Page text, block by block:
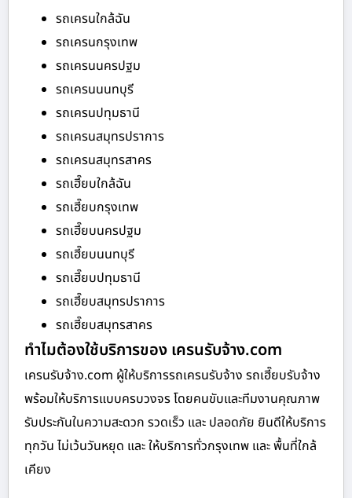
รถเครนใกล้ฉัน
รถเครนกรุงเทพ
รถเครนนครปฐม
รถเครนนนทบุรี
รถเครนปทุมธานี
รถเครนสมุทรปราการ
รถเครนสมุทรสาคร
รถเฮี๊ยบใกล้ฉัน
รถเฮี๊ยบกรุงเทพ
รถเฮี๊ยบนครปฐม
รถเฮี๊ยบนนทบุรี
รถเฮี๊ยบปทุมธานี
รถเฮี๊ยบสมุทรปราการ
รถเฮี๊ยบสมุทรสาคร
ทำไมต้องใช้บริการของ เครนรับจ้าง.com
เครนรับจ้าง.com ผู้ให้บริการรถเครนรับจ้าง รถเฮี๊ยบรับจ้าง
พร้อมให้บริการแบบครบวงจร โดยคนขับและทีมงานคุณภาพ
รับประกันในความสะดวก รวดเร็ว และ ปลอดภัย ยินดีให้บริการ
ทุกวัน ไม่เว้นวันหยุด และ ให้บริการทั่วกรุงเทพ และ พื้นที่ใกล้
เคียง